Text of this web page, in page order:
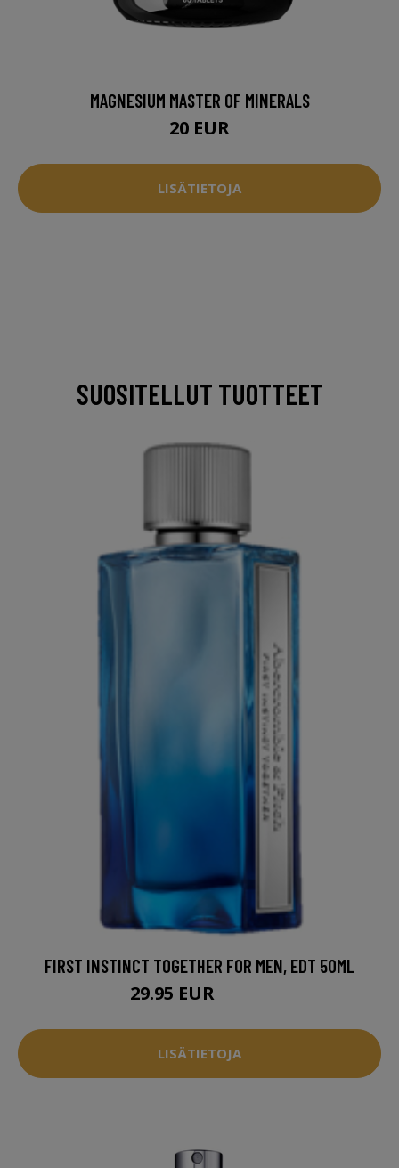
MAGNESIUM MASTER OF MINERALS
20 EUR
LISÄTIETOJA
SUOSITELLUT TUOTTEET
FIRST INSTINCT TOGETHER FOR MEN, EDT 50ML
29.95 EUR
LISÄTIETOJA